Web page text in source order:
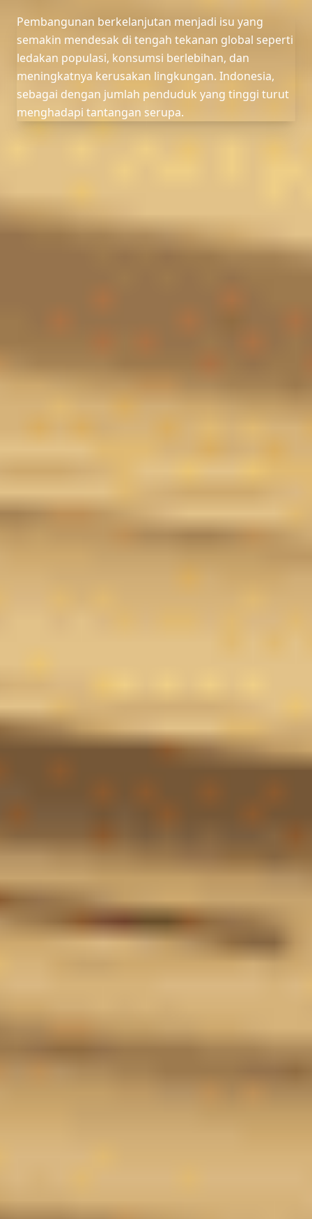
Pembangunan berkelanjutan menjadi isu yang
semakin mendesak di tengah tekanan global seperti
ledakan populasi, konsumsi berlebihan, dan
meningkatnya kerusakan lingkungan. Indonesia,
sebagai dengan jumlah penduduk yang tinggi turut
menghadapi tantangan serupa.